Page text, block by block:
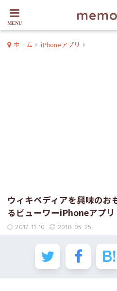
ホーム iPhoneアプリ
ウィキペディアを興味のお
るビューワーiPhoneアプリ
2012-11-10 2018-05-25